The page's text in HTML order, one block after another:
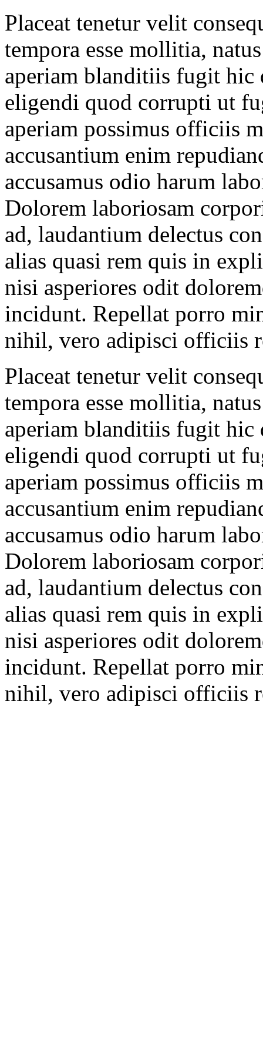
Placeat tenetur velit
tempora esse mollitia,
aperiam blanditiis fugit hic
eligendi quod corrupti ut
aperiam possimus officiis
accusantium enim
accusamus odio harum
Dolorem laboriosam
ad, laudantium delectus
alias quasi rem quis in
nisi asperiores odit
incidunt. Repellat porro
nihil, vero adipisci officiis
Placeat tenetur velit
tempora esse mollitia,
aperiam blanditiis fugit hic
eligendi quod corrupti ut
aperiam possimus officiis
accusantium enim
accusamus odio harum
Dolorem laboriosam
ad, laudantium delectus
alias quasi rem quis in
nisi asperiores odit
incidunt. Repellat porro
nihil, vero adipisci officiis